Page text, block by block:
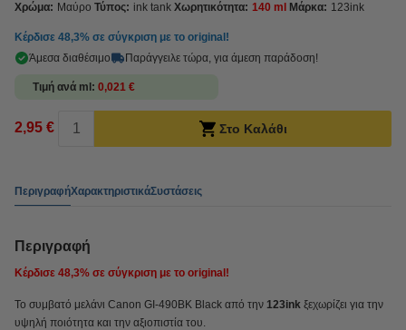
Χρώμα: Μαύρο Τύπος: ink tank Χωρητικότητα: 140 ml Μάρκα: 123ink
Κέρδισε 48,3% σε σύγκριση με το original!
Άμεσα διαθέσιμο
Παράγγειλε τώρα, για άμεση παράδοση!
Τιμή ανά ml 0,021 €
2,95 € Στο Καλάθι
ΠεριγραφήΧαρακτηριστικάΣυστάσεις
Περιγραφή
Κέρδισε 48,3% σε σύγκριση με το original!
Το συμβατό μελάνι Canon GI-490BK Black από την 123ink ξεχωρίζει για την
υψηλή ποιότητα και την αξιοπιστία του.